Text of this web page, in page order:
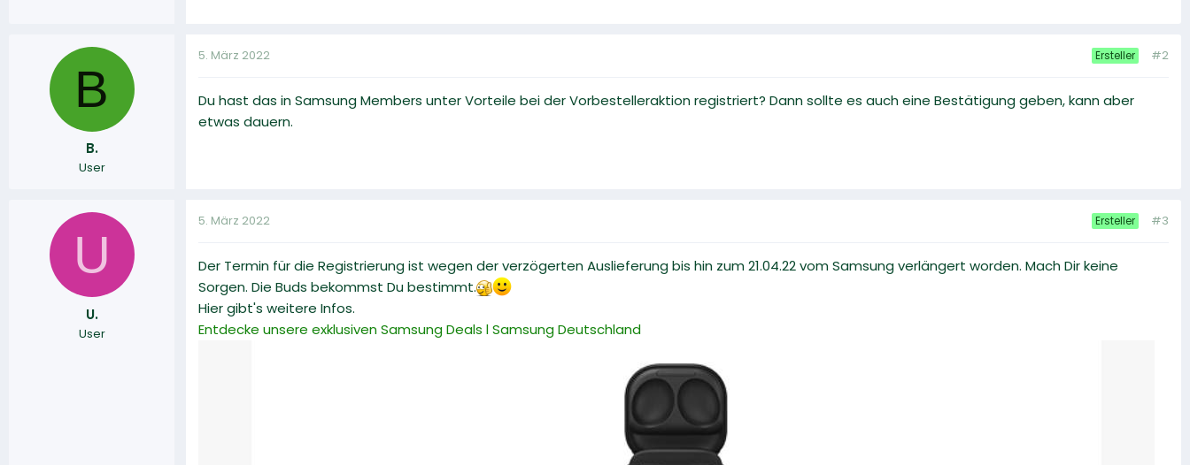
B
B.
User
5. März 2022 Ersteller #2
Du hast das in Samsung Members unter Vorteile bei der Vorbestelleraktion registriert? Dann sollte es auch eine Bestätigung geben, kann aber
etwas dauern.
U
U.
User
5. März 2022 Ersteller #3
Der Termin für die Registrierung ist wegen der verzögerten Auslieferung bis hin zum 21.04.22 vom Samsung verlängert worden. Mach Dir keine
Sorgen. Die Buds bekommst Du bestimmt.
Hier gibt's weitere Infos.
Entdecke unsere exklusiven Samsung Deals l Samsung Deutschland